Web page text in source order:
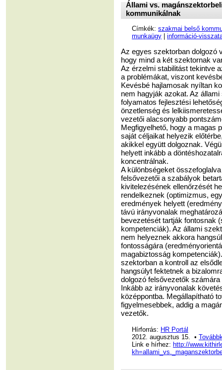
Állami vs.
kommunikálnak
Címkék: szakmai belső
munkaügy
információ-
Az egyes szektorban dolgozó
hogy mind a két szektornak
Az érzelmi stabilitást tekintve
a problémákat, viszont
Kevésbé hajlamosak nyíltan
nem hagyják azokat. Az
folyamatos fejlesztési
önzetlenség és
vezetői alacsonyabb
Megfigyelhető, hogy a magas
saját céljaikat helyezik
akikkel együtt dolgoznak.
helyett inkább a
koncentrálnak.
A különbségeket
felsővezetői a szabályok
kivitelezésének ellenőrzését
rendelkeznek (optimizmus,
eredmények helyett
távú irányvonalak
bevezetését tartják fontosnak
kompetenciák). Az állami
nem helyeznek akkora
fontosságára
magabiztosság
szektorban a kontroll az
hangsúlyt fektetnek a
dolgozó felsővezetők
Inkább az irányvonalak
középpontba. Megállapítható
figyelmesebbek, addig a
vezetők.
Hírforrás: HR Portál
2012. augusztus 15. •
Link e hírhez: http://